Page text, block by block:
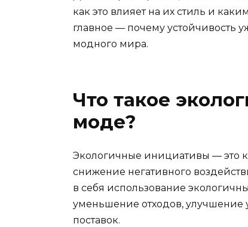
как это влияет на их стиль и
главное — почему устойчивость
модного мира.
Что такое
моде?
Экологичные инициативы — это
снижение негативного
в себя использование
уменьшение отходов, улучшение
поставок.